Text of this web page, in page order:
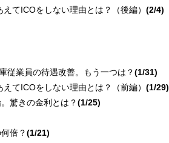
てICOをしない理由とは？（後編） (2/4)
従業員の待遇改善。もう一つは？(1/31)
てICOをしない理由とは？（前編） (1/29)
驚きの金利とは？(1/25)
倍？(1/21)